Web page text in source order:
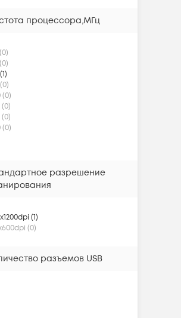
процессора,МГц
(0)
(0)
(0)
(0)
разрешение
(1)
(0)
разъемов USB